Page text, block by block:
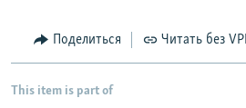
Поделиться Читать без
This item is part of